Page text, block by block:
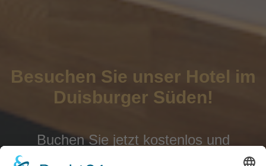
Besuchen Sie unser Hotel im
Duisburger Süden!
Buchen Sie jetzt kostenlos und